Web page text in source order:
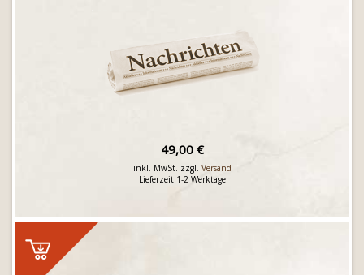
49,00 €
inkl. MwSt. zzgl. Versand
Lieferzeit 1-2 Werktage